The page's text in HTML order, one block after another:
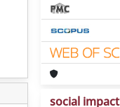
social impact